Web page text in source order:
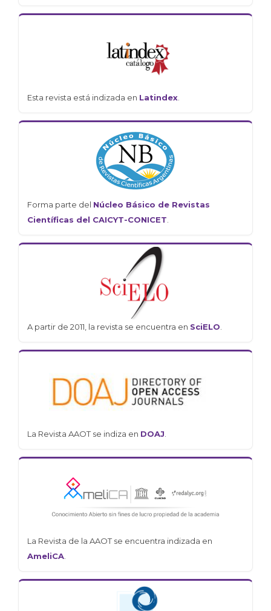
Esta revista está indizada en Latindex.
Forma parte del Núcleo Básico de Revistas
Científicas del CAICYT-CONICET.
A partir de 2011, la revista se encuentra en SciELO.
La Revista AAOT se indiza en DOAJ.
La Revista de la AAOT se encuentra indizada en
AmeliCA.